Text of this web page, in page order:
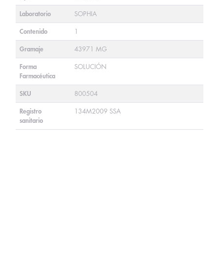
Laboratorio SOPHIA
Contenido 1
Gramaje 43971 MG
Forma
Farmacéutica
SOLUCIÓN
SKU 800504
Registro
sanitario
134M2009 SSA